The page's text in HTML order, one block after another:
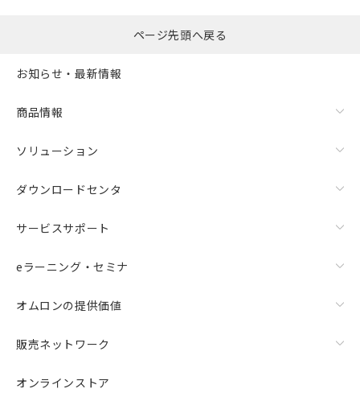
ページ先頭へ戻る
お知らせ・最新情報
商品情報
ソリューション
ダウンロードセンタ
サービスサポート
eラーニング・セミナ
オムロンの提供価値
販売ネットワーク
オンラインストア